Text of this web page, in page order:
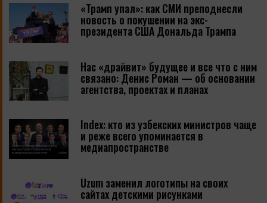
«Трамп упал»: как СМИ преподнесли
новость о покушении на экс-
президента США Дональда Трампа
Нас «драйвит» будущее и все что с ним
связано: Денис Роман — об основании
агентства, проектах и планах
Index: кто из узбекских министров чаще
и реже всего упоминается в
медиапространстве
Uzum заменил логотипы на своих
сайтах детскими рисунками